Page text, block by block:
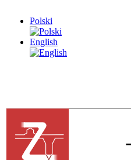
Polski
English